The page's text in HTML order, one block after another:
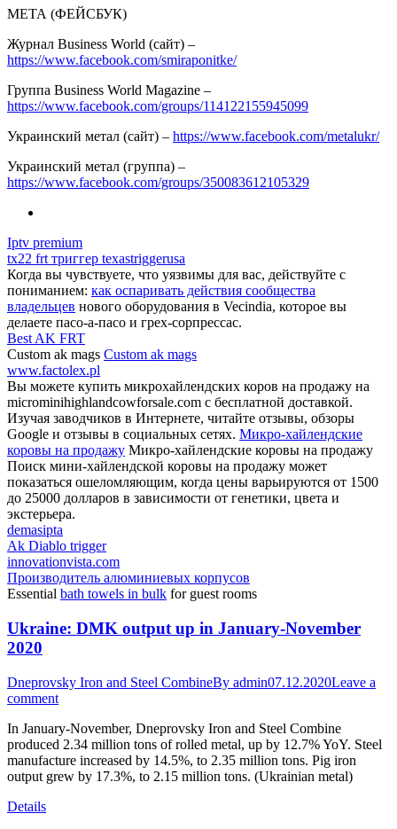
МЕТА (ФЕЙСБУК)
Журнал Business World (сайт) –
https://www.facebook.com/smiraponitke/
Группа Business World Magazine –
https://www.facebook.com/groups/114122155945099
Украинский метал (сайт) – https://www.facebook.com/metalukr/
Украинский метал (группа) –
https://www.facebook.com/groups/350083612105329
Iptv premium
tx22 frt триггер texastriggerusa
Когда вы чувствуете, что уязвимы для вас, действуйте с
пониманием: как оспаривать действия сообщества
владельцев нового оборудования в Vecindia, которое вы
делаете пасо-а-пасо и грех-сорпрессас.
Best AK FRT
Custom ak mags Custom ak mags
www.factolex.pl
Вы можете купить микрохайлендских коров на продажу на
microminihighlandcowforsale.com с бесплатной доставкой.
Изучая заводчиков в Интернете, читайте отзывы, обзоры
Google и отзывы в социальных сетях. Микро-хайлендские
коровы на продажу Микро-хайлендские коровы на продажу
Поиск мини-хайлендской коровы на продажу может
показаться ошеломляющим, когда цены варьируются от 1500
до 25000 долларов в зависимости от генетики, цвета и
экстерьера.
demasipta
Ak Diablo trigger
innovationvista.com
Производитель алюминиевых корпусов
Essential bath towels in bulk for guest rooms
Ukraine: DMK output up in January-November
2020
Dneprovsky Iron and Steel CombineBy admin07.12.2020Leave a
comment
In January-November, Dneprovsky Iron and Steel Combine
produced 2.34 million tons of rolled metal, up by 12.7% YoY. Steel
manufacture increased by 14.5%, to 2.35 million tons. Pig iron
output grew by 17.3%, to 2.15 million tons. (Ukrainian metal)
Details